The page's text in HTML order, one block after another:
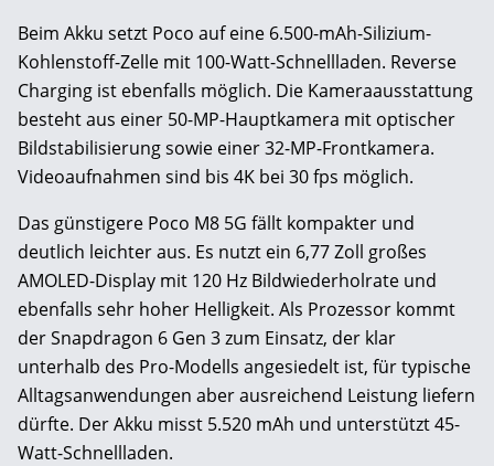
Beim Akku setzt Poco auf eine 6.500-mAh-Silizium-
Kohlenstoff-Zelle mit 100-Watt-Schnellladen. Reverse
Charging ist ebenfalls möglich. Die Kameraausstattung
besteht aus einer 50-MP-Hauptkamera mit optischer
Bildstabilisierung sowie einer 32-MP-Frontkamera.
Videoaufnahmen sind bis 4K bei 30 fps möglich.
Das günstigere Poco M8 5G fällt kompakter und
deutlich leichter aus. Es nutzt ein 6,77 Zoll großes
AMOLED-Display mit 120 Hz Bildwiederholrate und
ebenfalls sehr hoher Helligkeit. Als Prozessor kommt
der Snapdragon 6 Gen 3 zum Einsatz, der klar
unterhalb des Pro-Modells angesiedelt ist, für typische
Alltagsanwendungen aber ausreichend Leistung liefern
dürfte. Der Akku misst 5.520 mAh und unterstützt 45-
Watt-Schnellladen.